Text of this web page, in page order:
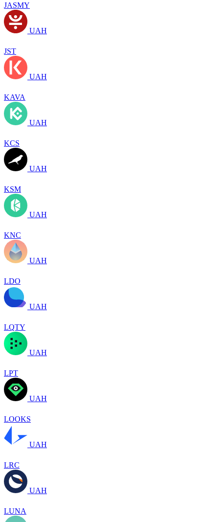
JASMY
UAH
JST
UAH
KAVA
UAH
KCS
UAH
KSM
UAH
KNC
UAH
LDO
UAH
LQTY
UAH
LPT
UAH
LOOKS
UAH
LRC
UAH
LUNA